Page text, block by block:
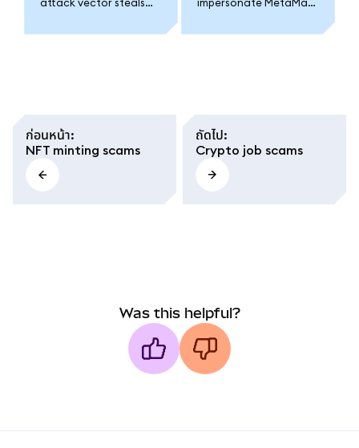
password. Don't fall for
ก่อนหน้า:
NFT minting scams
ถัดไป:
Crypto job scams
Was this helpful?